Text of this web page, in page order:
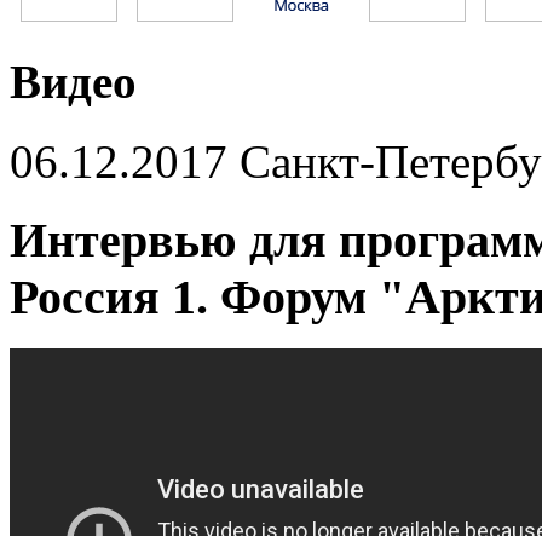
Видео
06.12.2017 Санкт-
Интервью для
Россия 1. Форум